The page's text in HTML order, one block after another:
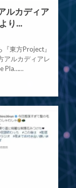
ルカディア
り...
東方Project』
アルカディアレ
Pla……